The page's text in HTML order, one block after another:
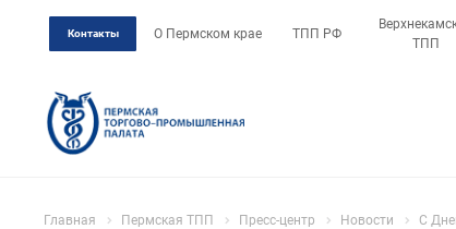
Контакты О Пермском крае ТПП РФ
ТПП
Главная Пермская ТПП Пресс-центр Новости С